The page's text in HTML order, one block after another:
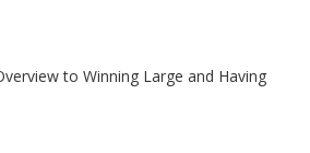
to Winning Large and Having